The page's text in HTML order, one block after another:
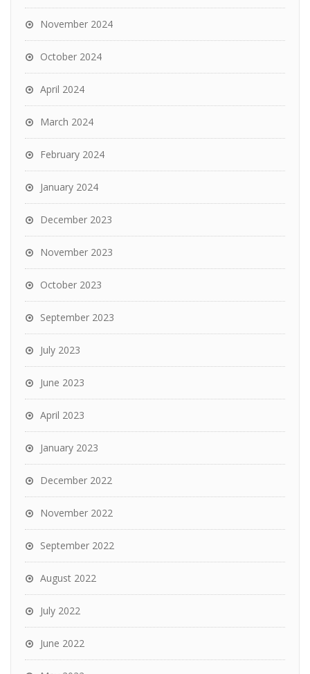
November 2024
October 2024
April 2024
March 2024
February 2024
January 2024
December 2023
November 2023
October 2023
September 2023
July 2023
June 2023
April 2023
January 2023
December 2022
November 2022
September 2022
August 2022
July 2022
June 2022